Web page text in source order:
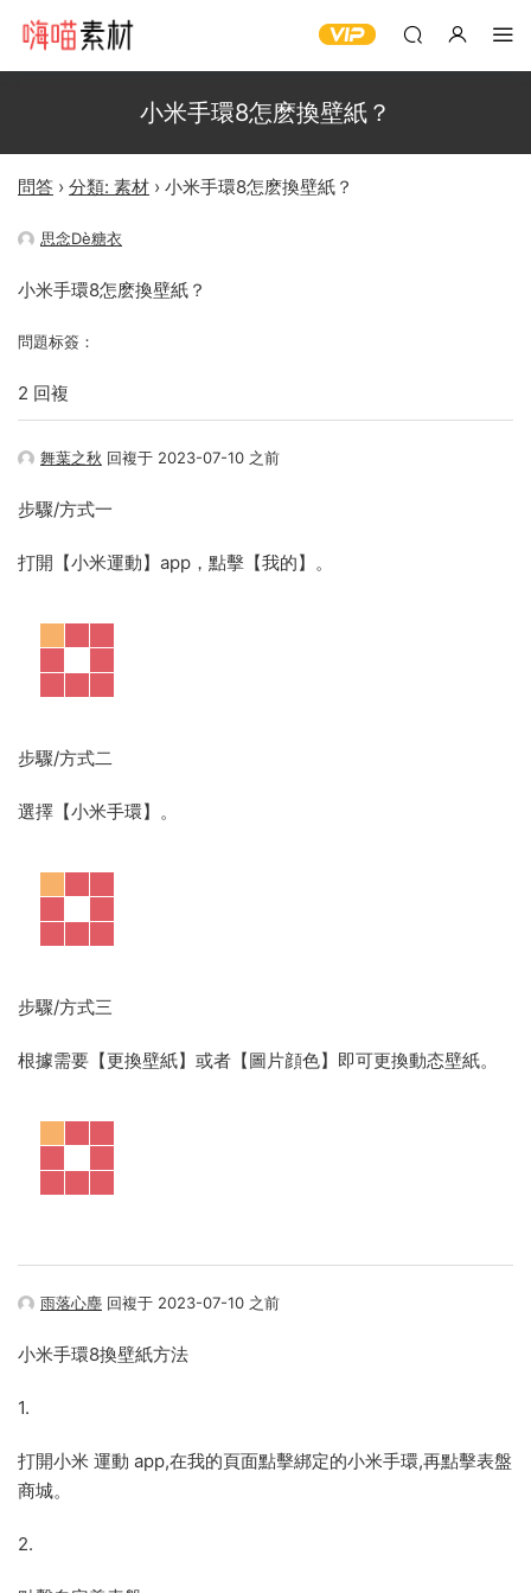
小米手環8怎麽換壁紙？
問答 › 分類: 素材 › 小米手環8怎麽換壁紙？
思念Dè糖衣
小米手環8怎麽換壁紙？
問題标簽：
2 回複
舞葉之秋 回複于 2023-07-10 之前
步驟/方式一
打開【小米運動】app，點擊【我的】。
步驟/方式二
選擇【小米手環】。
步驟/方式三
根據需要【更換壁紙】或者【圖片顔色】即可更換動态壁紙。
雨落心塵 回複于 2023-07-10 之前
小米手環8換壁紙方法
1.
打開小米 運動 app,在我的頁面點擊綁定的小米手環,再點擊表盤
商城。
2.